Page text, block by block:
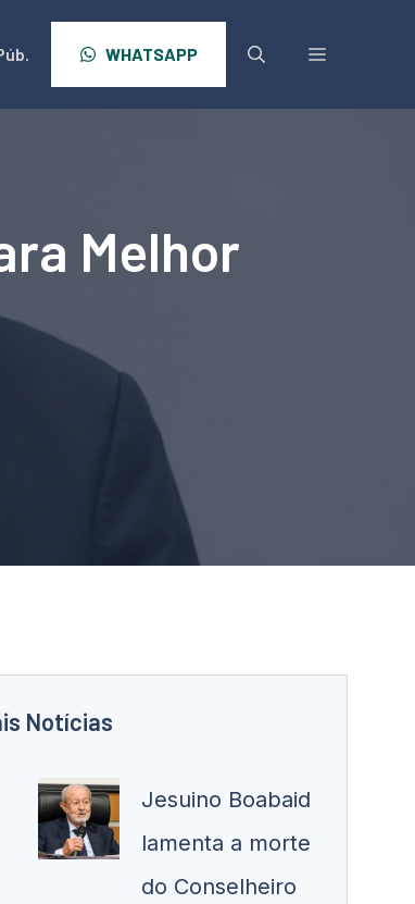
WHATSAPP
Melhor
Notícias
Jesuino Boabaid
lamenta a morte
do Conselheiro